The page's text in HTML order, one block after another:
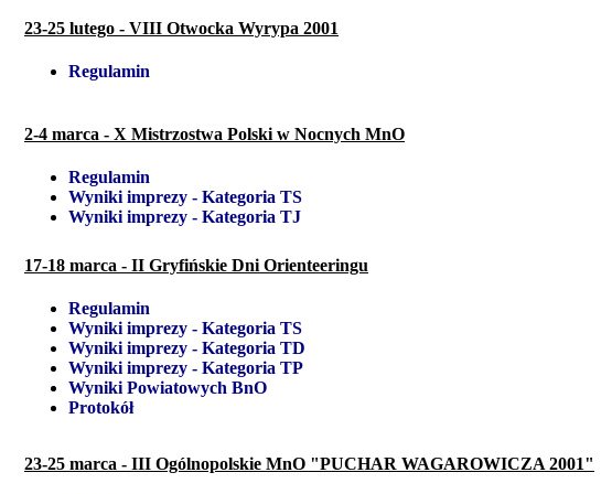
23-25 lutego - VIII Otwocka Wyrypa 2001
Regulamin
2-4 marca - X Mistrzostwa Polski w Nocnych MnO
Regulamin
Wyniki imprezy - Kategoria TS
Wyniki imprezy - Kategoria TJ
17-18 marca - II Gryfińskie Dni Orienteeringu
Regulamin
Wyniki imprezy - Kategoria TS
Wyniki imprezy - Kategoria TD
Wyniki imprezy - Kategoria TP
Wyniki Powiatowych BnO
Protokół
23-25 marca - III Ogólnopolskie MnO "PUCHAR WAGAROWICZA 2001"